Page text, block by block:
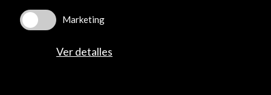
Noticias
Multimedia
Mapa Web
Marketing
Ver detalles